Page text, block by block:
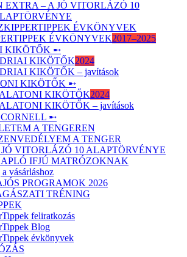
EXTRA – A JÓ VITORLÁZÓ 10
ÉVKÖNYVEK
ÉVKÖNYVEK2017–2025
KIKÖTŐK ➸
KIKÖTŐK2024
KIKÖTŐK – javítások
KIKÖTŐK ➸
KIKÖTŐK2024
KIKÖTŐK – javítások
➸
A TENGEREN
A TENGER
JÓ VITORLÁZÓ 10 ALAPTÖRVÉNYE
IFJÚ MATRÓZOKNAK
a vásárláshoz
PROGRAMOK 2026
TRÉNING
feliratkozás
Blog
évkönyvek